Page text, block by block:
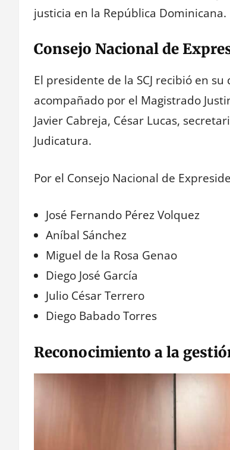
justicia en la República Dominicana.
Consejo Nacional de
El presidente de la SCJ recibió en
acompañado por el Magistrado
Javier Cabreja, César Lucas,
Judicatura.
Por el Consejo Nacional de
José Fernando Pérez Volquez
Aníbal Sánchez
Miguel de la Rosa Genao
Diego José García
Julio César Terrero
Diego Babado Torres
Reconocimiento a la